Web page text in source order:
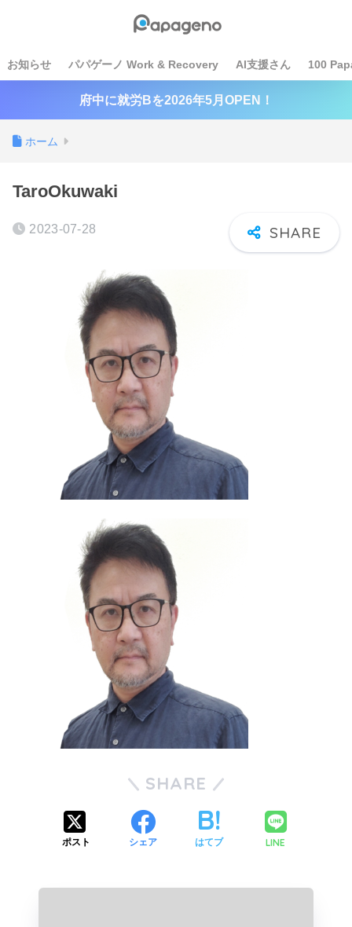
お知らせ パパゲーノ Work & Recovery AI支援さん 100
府中に就労Bを2026年5月OPEN！
ホーム
TaroOkuwaki
2023-07-28
SHARE
ポスト シェア はてブ LINE